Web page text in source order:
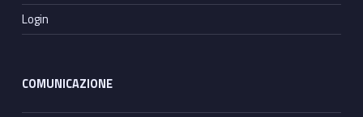
Login
COMUNICAZIONE